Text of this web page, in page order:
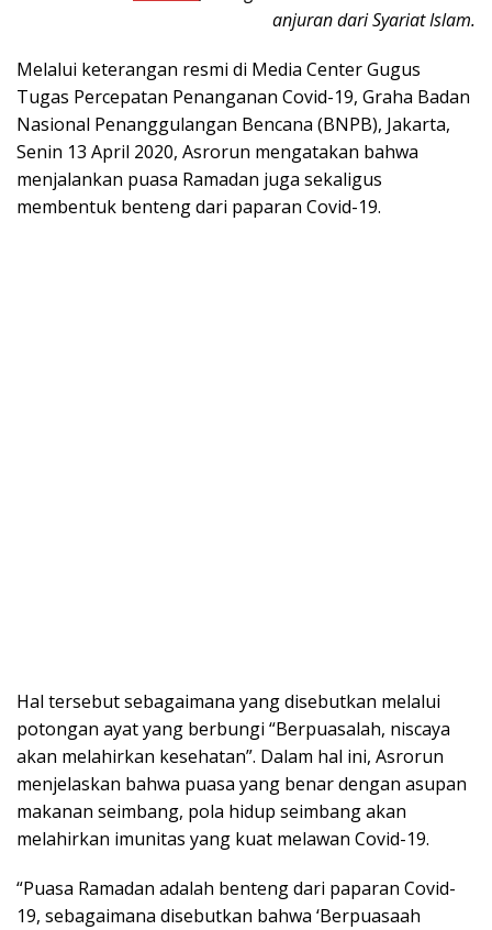
anjuran dari Syariat Islam.
Melalui keterangan resmi di Media Center Gugus
Tugas Percepatan Penanganan Covid-19, Graha Badan
Nasional Penanggulangan Bencana (BNPB), Jakarta,
Senin 13 April 2020, Asrorun mengatakan bahwa
menjalankan puasa Ramadan juga sekaligus
membentuk benteng dari paparan Covid-19.
Hal tersebut sebagaimana yang disebutkan melalui
potongan ayat yang berbungi “Berpuasalah, niscaya
akan melahirkan kesehatan”. Dalam hal ini, Asrorun
menjelaskan bahwa puasa yang benar dengan asupan
makanan seimbang, pola hidup seimbang akan
melahirkan imunitas yang kuat melawan Covid-19.
“Puasa Ramadan adalah benteng dari paparan Covid-
19, sebagaimana disebutkan bahwa ‘Berpuasaah